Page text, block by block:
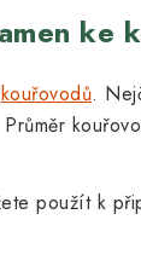
ke
kouřovodů.
použít k